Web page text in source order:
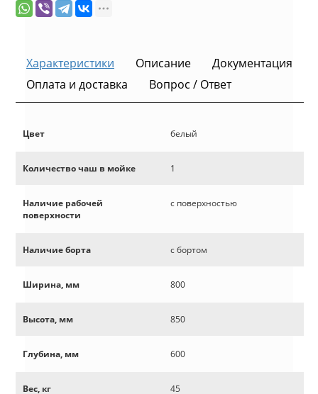
Характеристики Описание
Документация
Оплата и доставка
Вопрос / Ответ
Цвет белый
Количество чаш в мойке 1
Наличие рабочей
поверхности
с поверхностью
Наличие борта с бортом
Ширина, мм 800
Высота, мм 850
Глубина, мм 600
Вес, кг 45